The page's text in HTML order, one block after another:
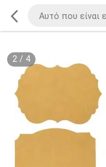
2/ 4